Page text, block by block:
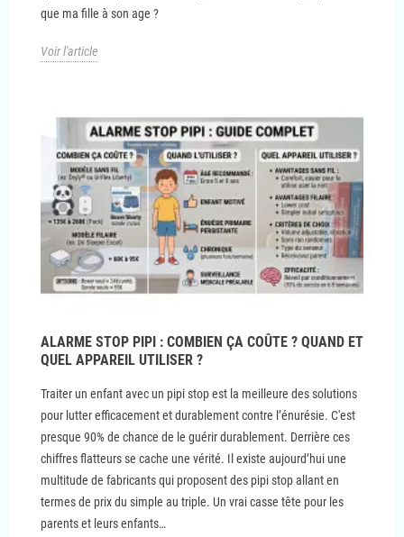
que ma fille à son age ?
Voir l'article
ALARME STOP PIPI : COMBIEN ÇA COÛTE ? QUAND ET
QUEL APPAREIL UTILISER ?
Traiter un enfant avec un pipi stop est la meilleure des solutions
pour lutter efficacement et durablement contre l’énurésie. C'est
presque 90% de chance de le guérir durablement. Derrière ces
chiffres flatteurs se cache une vérité. Il existe aujourd’hui une
multitude de fabricants qui proposent des pipi stop allant en
termes de prix du simple au triple. Un vrai casse tête pour les
parents et leurs enfants…